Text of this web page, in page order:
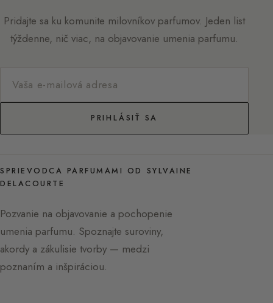
Pridajte sa ku komunite milovníkov parfumov. Jeden list
týždenne, nič viac, na objavovanie umenia parfumu.
PRIHLÁSIŤ SA
SPRIEVODCA PARFUMAMI OD SYLVAINE
DELACOURTE
Pozvanie na objavovanie a pochopenie
umenia parfumu. Spoznajte suroviny,
akordy a zákulisie tvorby — medzi
poznaním a inšpiráciou.